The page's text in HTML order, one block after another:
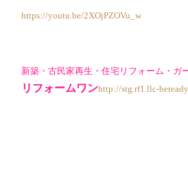
https://youtu.be/2XOjPZOVu_w
新築・古民家再生・住宅リフォーム・ガ
リフォームワンhttp://stg.rf1.llc-